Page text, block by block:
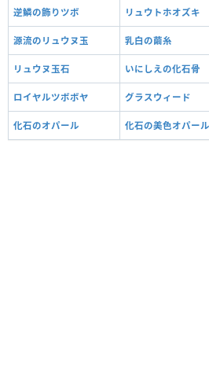
逆鱗の飾りツボ リュウトホオズキ
源流のリュウヌ玉 乳白の繭糸
リュウヌ玉石 いにしえの化石骨
ロイヤルツボボヤ グラスウィード
化石のオパール 化石の美色オパール